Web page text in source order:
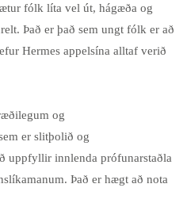
fólk líta vel út, hágæða og
Það er það sem ungt fólk er að
Hermes appelsína alltaf verið
og
er slitþolið og
uppfyllir innlenda prófunarstaðla
Það er hægt að nota